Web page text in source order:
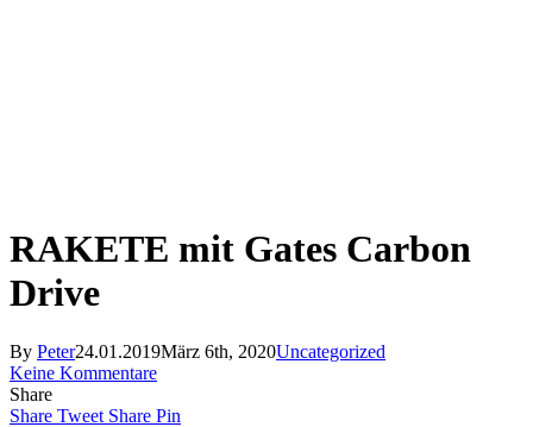
RAKETE mit Gates Carbon
Drive
By Peter24.01.2019März 6th, 2020Uncategorized
Keine Kommentare
Share
Share Tweet Share Pin